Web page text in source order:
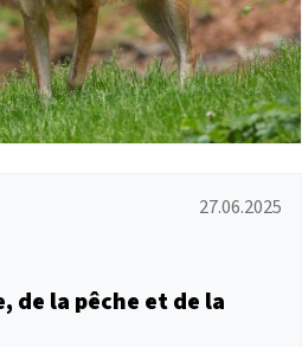
27.06.2025
de la pêche et de la